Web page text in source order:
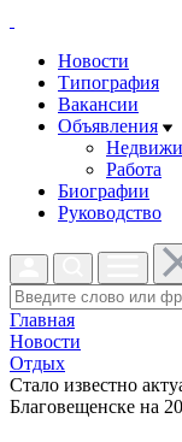
Новости
Типография
Вакансии
Объявления
Работа
Биографии
Руководство
Главная
Новости
Отдых
Стало известно
Благовещенске на